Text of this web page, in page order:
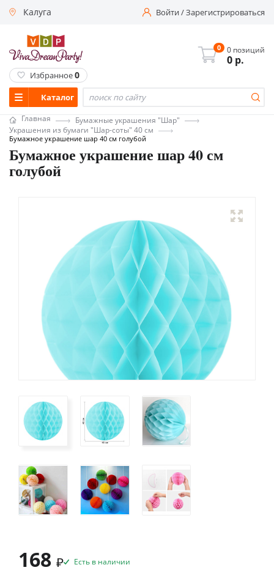
Калуга Войти/Зарегистрироваться
Каталог
0 0 позиций
0 р.
Избранное0
Главная
Бумажные украшения "Шар"
Украшения из бумаги "Шар-соты" 40 см
Бумажное украшение шар 40 см голубой
Бумажное украшение шар 40 см
голубой
168 ₽ Есть в наличии